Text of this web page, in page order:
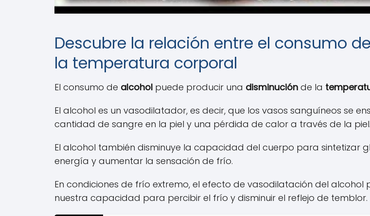
Descubre la relación entre el consumo
la temperatura corporal
El consumo de alcohol puede producir una disminución de la
El alcohol es un vasodilatador, es decir, que los vasos sanguíneos se
cantidad de sangre en la piel y una pérdida de calor a través de la piel.
El alcohol también disminuye la capacidad del cuerpo para sintetizar
energía y aumentar la sensación de frío.
En condiciones de frío extremo, el efecto de vasodilatación del
nuestra capacidad para percibir el frío y disminuir el reflejo de temblor.